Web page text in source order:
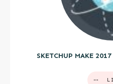
SKETCHUP MAKE